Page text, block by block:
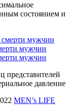
состоянием и
мужчин
мужчин
представителей
давление
MEN’s LIFE